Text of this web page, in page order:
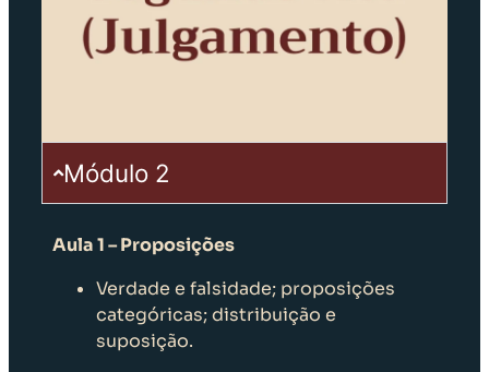
Módulo 2
Aula 1 – Proposições
Verdade e falsidade; proposições
categóricas; distribuição e
suposição.